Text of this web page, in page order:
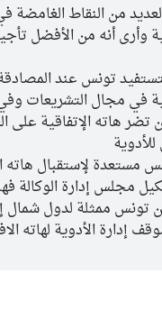
من النقاط الغامضة
وأرى أنه من الأفضل
تونس عند
في مجال التشريعات
تضر هاته الإتفاقية على
مستعدة لإستقبال هاته
مجلس إدارة الوكالة
تونس ممثلة لدول شمال
إدارة الأدوية لهاته